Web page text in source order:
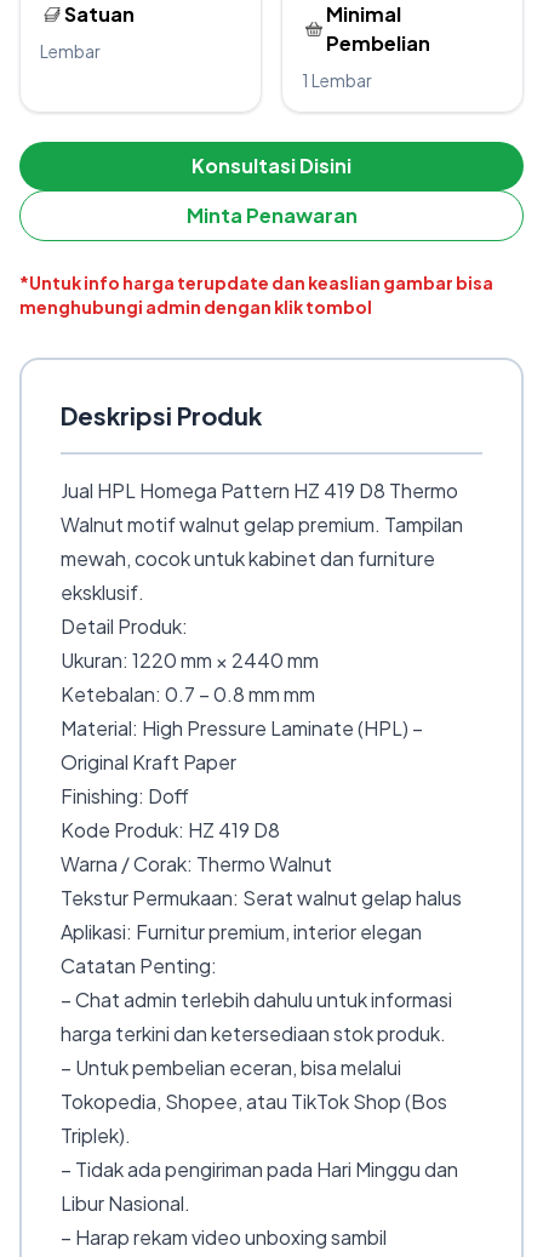
Satuan
Lembar
Minimal
Pembelian
1 Lembar
Konsultasi Disini
Minta Penawaran
*Untuk info harga terupdate dan keaslian gambar bisa
menghubungi admin dengan klik tombol
Deskripsi Produk
Jual HPL Homega Pattern HZ 419 D8 Thermo
Walnut motif walnut gelap premium. Tampilan
mewah, cocok untuk kabinet dan furniture
eksklusif.
Detail Produk:
Ukuran: 1220 mm × 2440 mm
Ketebalan: 0.7 – 0.8 mm mm
Material: High Pressure Laminate (HPL) –
Original Kraft Paper
Finishing: Doff
Kode Produk: HZ 419 D8
Warna / Corak: Thermo Walnut
Tekstur Permukaan: Serat walnut gelap halus
Aplikasi: Furnitur premium, interior elegan
Catatan Penting:
– Chat admin terlebih dahulu untuk informasi
harga terkini dan ketersediaan stok produk.
– Untuk pembelian eceran, bisa melalui
Tokopedia, Shopee, atau TikTok Shop (Bos
Triplek).
– Tidak ada pengiriman pada Hari Minggu dan
Libur Nasional.
– Harap rekam video unboxing sambil